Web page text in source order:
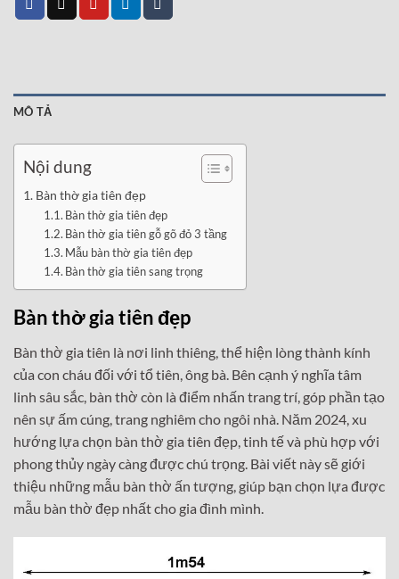
MÔ TẢ
Nội dung
Bàn thờ gia tiên đẹp
Bàn thờ gia tiên đẹp
Bàn thờ gia tiên gỗ gõ đỏ 3 tầng
Mẫu bàn thờ gia tiên đẹp
Bàn thờ gia tiên sang trọng
Bàn thờ gia tiên đẹp
Bàn thờ gia tiên là nơi linh thiêng, thể hiện lòng thành kính
của con cháu đối với tổ tiên, ông bà. Bên cạnh ý nghĩa tâm
linh sâu sắc, bàn thờ còn là điểm nhấn trang trí, góp phần tạo
nên sự ấm cúng, trang nghiêm cho ngôi nhà. Năm 2024, xu
hướng lựa chọn bàn thờ gia tiên đẹp, tinh tế và phù hợp với
phong thủy ngày càng được chú trọng. Bài viết này sẽ giới
thiệu những mẫu bàn thờ ấn tượng, giúp bạn chọn lựa được
mẫu bàn thờ đẹp nhất cho gia đình mình.